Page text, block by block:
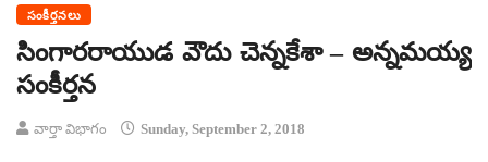
సంకీర్తనలు
సింగారరాయుడ వౌదు చెన్నకేశా – అన్నమయ్య
సంకీర్తన
వార్తా విభాగం Sunday, September 2, 2018